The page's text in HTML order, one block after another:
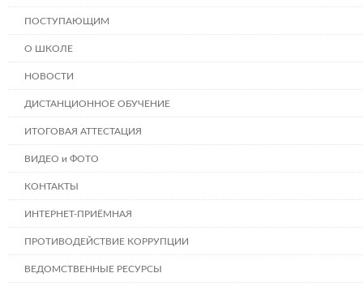
ПОСТУПАЮЩИМ
О ШКОЛЕ
НОВОСТИ
ДИСТАНЦИОННОЕ ОБУЧЕНИЕ
ИТОГОВАЯ АТТЕСТАЦИЯ
ВИДЕО и ФОТО
КОНТАКТЫ
ИНТЕРНЕТ-ПРИЁМНАЯ
ПРОТИВОДЕЙСТВИЕ КОРРУПЦИИ
ВЕДОМСТВЕННЫЕ РЕСУРСЫ